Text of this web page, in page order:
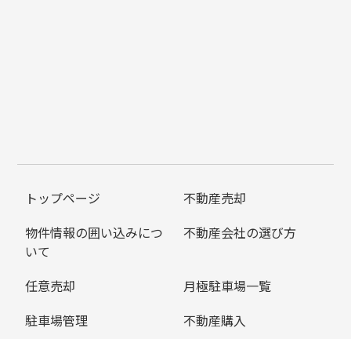
トップページ
不動産売却
物件情報の囲い込みにつ
いて
不動産会社の選び方
任意売却
月極駐車場一覧
駐車場管理
不動産購入